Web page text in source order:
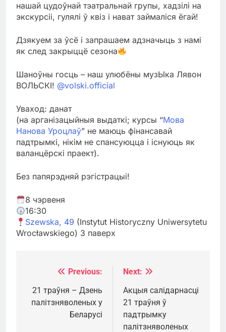
нашай цудоўнай тэатральнай групы, хадзілі на
экскурсіі, гулялі ў квіз і нават займаліся ёгай!
Дзякуем за ўсё і запрашаем адзначыць з намі
як след закрыццё сезона
Шаноўны госць – наш улюбёны музЫка Лявон
ВОЛЬСКІ! @volski.official
Уваход: данат
(на арганізацыйныя выдаткі; курсы “Мова
Нанова Уроцлаў” не маюць фінансавай
падтрымкі, нікім не спансуюцца і існуюць як
валанцёрскі праект).
Без папярэдняй рэгістрацыі!
8 чэрвеня
16:30
Szewska, 49 (Instytut Historyczny Uniwersytetu
Wrocławskiego) 3 паверх
Навігацыя
па
Previous:
21 траўня – Дзень
палітзняволеных у
Беларусі
Next:
Акцыя салідарнасці
21 траўня ў
падтрымку
палітзняволеных